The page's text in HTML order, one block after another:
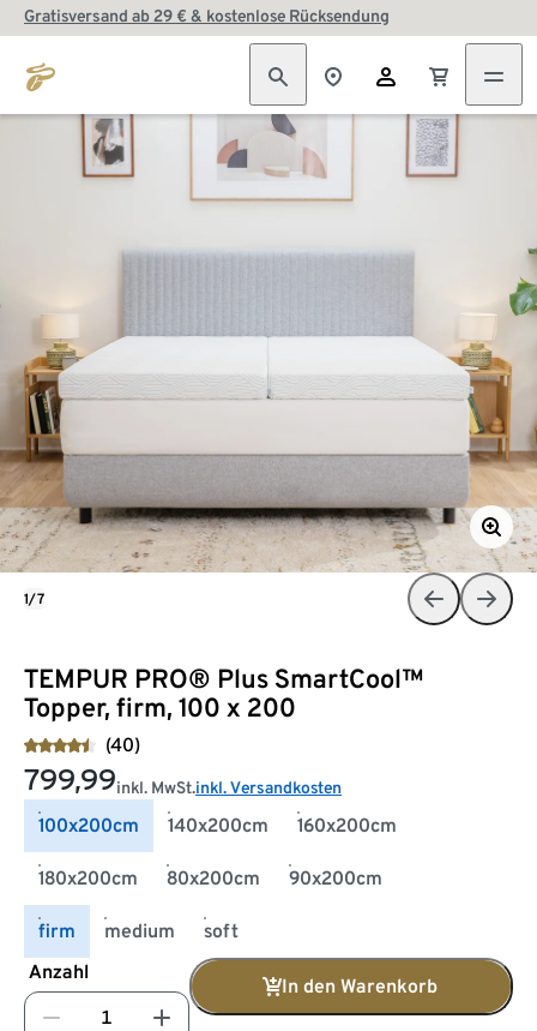
Gratisversand ab 29 € & kostenlose Rücksendung
TEMPUR PRO® Plus SmartCool™
Topper, firm, 100 x 200
(40)
799,99inkl. MwSt.inkl. Versandkosten
100x200cm 140x200cm 160x200cm
180x200cm 80x200cm 90x200cm
firm medium
soft
Anzahl
In den Warenkorb
1/7